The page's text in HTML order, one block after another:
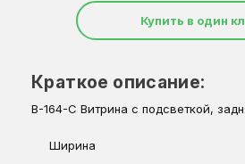
Купить в один
Краткое описание:
В-164-С Витрина с подсветкой,
Ширина